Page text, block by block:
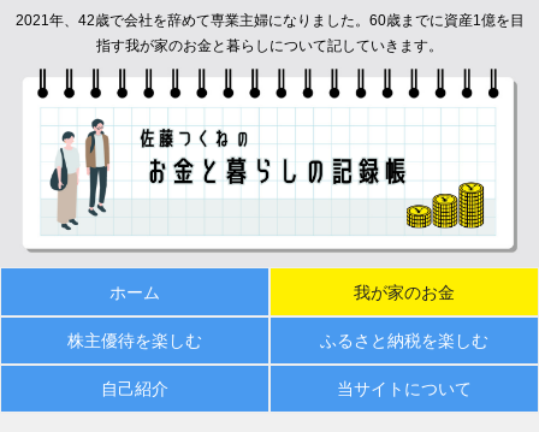
2021年、42歳で会社を辞めて専業主婦になりました。60歳までに資産1億を目
指す我が家のお金と暮らしについて記していきます。
ホーム 我が家のお金
株主優待を楽しむ ふるさと納税を楽しむ
自己紹介 当サイトについて